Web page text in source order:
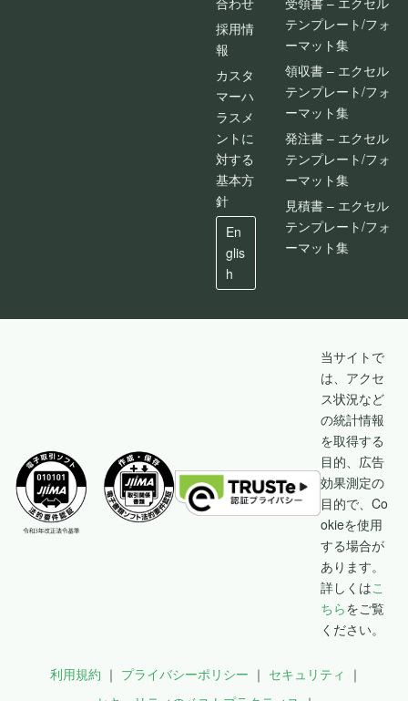
採用情
報
カスタ
マーハ
ラスメ
ントに
対する
基本方
針
En
glis
h
テンプレート/フォ
ーマット集
領収書 – エクセル
テンプレート/フォ
ーマット集
発注書 – エクセル
テンプレート/フォ
ーマット集
見積書 – エクセル
テンプレート/フォ
ーマット集
当サイトで
は、アクセ
ス状況など
の統計情報
を取得する
目的、広告
効果測定の
目的で、Co
okieを使用
する場合が
あります。
詳しくはこ
ちらをご覧
ください。
利用規約 プライバシーポリシー
セキュリティ